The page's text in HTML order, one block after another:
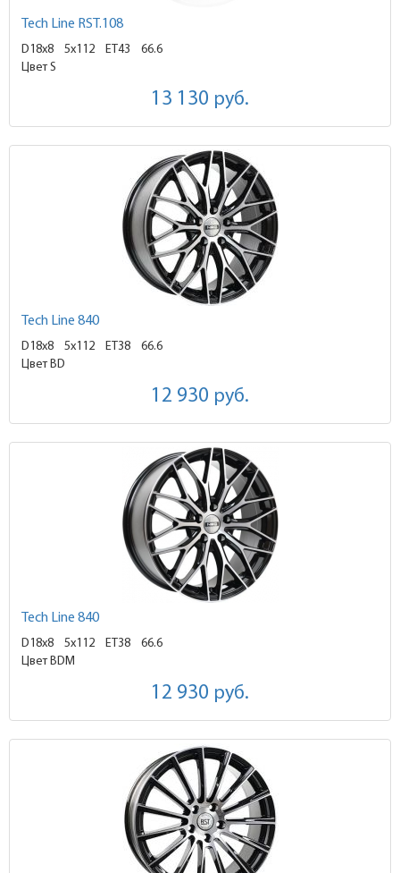
Tech Line RST.108
D18x8 5x112 ET43
66.6
Цвет S
13 130 руб.
Tech Line 840
D18x8 5x112 ET38
66.6
Цвет BD
12 930 руб.
Tech Line 840
D18x8 5x112 ET38
66.6
Цвет BDM
12 930 руб.